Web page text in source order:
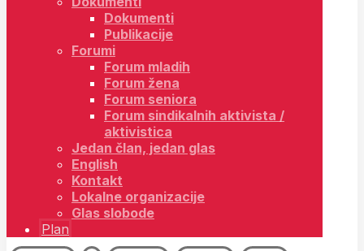
Dokumenti
Publikacije
Forumi
Forum mladih
Forum žena
Forum seniora
Forum sindikalnih aktivista /
aktivistica
Jedan član, jedan glas
English
Kontakt
Lokalne organizacije
Glas slobode
Plan